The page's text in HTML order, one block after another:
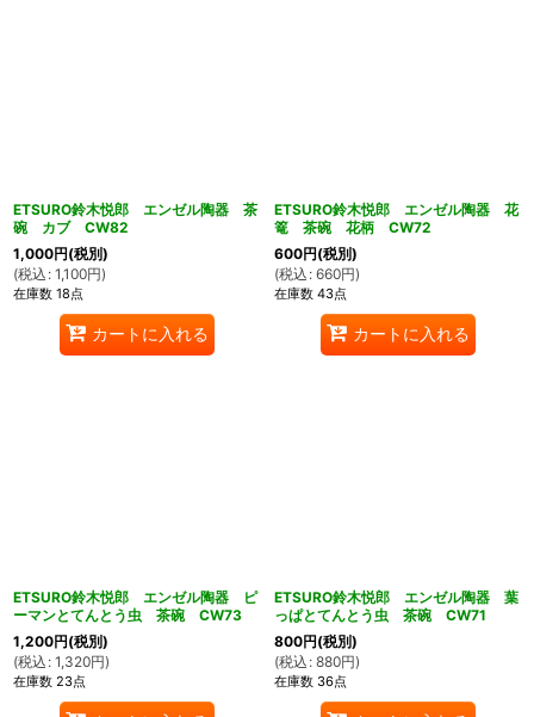
ETSURO鈴木悦郎 エンゼル陶器 茶
碗 カブ CW82
1,000円(税別)
(税込 : 1,100円)
在庫数 18点
カートに入れる
ETSURO鈴木悦郎 エンゼル陶器 花
篭 茶碗 花柄 CW72
600円(税別)
(税込 : 660円)
在庫数 43点
カートに入れる
ETSURO鈴木悦郎 エンゼル陶器 ピ
ーマンとてんとう虫 茶碗 CW73
1,200円(税別)
(税込 : 1,320円)
在庫数 23点
ETSURO鈴木悦郎 エンゼル陶器 葉
っぱとてんとう虫 茶碗 CW71
800円(税別)
(税込 : 880円)
在庫数 36点